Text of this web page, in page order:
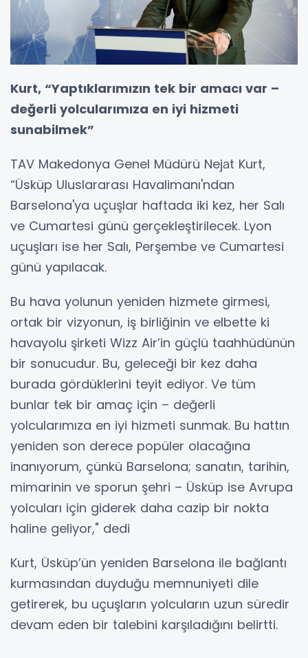
Kurt, “Yaptıklarımızın tek bir amacı var –
değerli yolcularımıza en iyi hizmeti
sunabilmek”
TAV Makedonya Genel Müdürü Nejаt Kurt,
“Üsküp Uluslararası Havalimanı'ndan
Barselona'ya uçuşlar haftada iki kez, her Salı
ve Cumartesi günü gerçekleştirilecek. Lyon
uçuşları ise her Salı, Perşembe ve Cumartesi
günü yapılacak.
Bu hava yolunun yeniden hizmete girmesi,
ortak bir vizyonun, iş birliğinin ve elbette ki
havayolu şirketi Wizz Air’in güçlü taahhüdünün
bir sonucudur. Bu, geleceği bir kez daha
burada gördüklerini teyit ediyor. Ve tüm
bunlar tek bir amaç için – değerli
yolcularımıza en iyi hizmeti sunmak. Bu hattın
yeniden son derece popüler olacağına
inanıyorum, çünkü Barselona; sanatın, tarihin,
mimarinin ve sporun şehri – Üsküp ise Avrupa
yolcuları için giderek daha cazip bir nokta
haline geliyor," dedi
Kurt, Üsküp’ün yeniden Barselona ile bağlantı
kurmasından duyduğu memnuniyeti dile
getirerek, bu uçuşların yolcuların uzun süredir
devam eden bir talebini karşıladığını belirtti.